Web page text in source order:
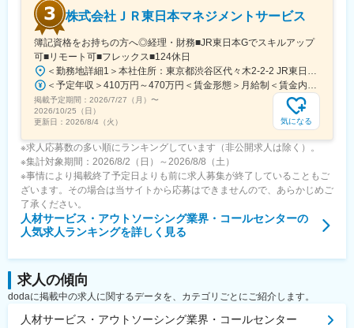
株式会社ＪＲ東日本マネジメントサービス
簿記資格をお持ちの方へ◎経理・財務■JR東日本Gでスキルアップ
可■リモート可■フレックス■124休日
掲載予定期間： 2026/7/27（月） 〜
2026/10/25（日）
更新日： 2026/8/4（火） 気になる
※求人応募数の多い順にランキングしています（非公開求人は除く）。
※集計対象期間：2026/8/2（日）～2026/8/8（土）
※事情により掲載終了予定日よりも前に求人募集が終了していることもご
ざいます。その場合は当サイトから応募はできませんので、あらかじめご
了承ください。
人材サービス・アウトソーシング業界・コールセンターの
人気求人ランキングを詳しく見る
求人の傾向
dodaに掲載中の求人に関するデータを、カテゴリごとにご紹介します。
人材サービス・アウトソーシング業界・コールセンター